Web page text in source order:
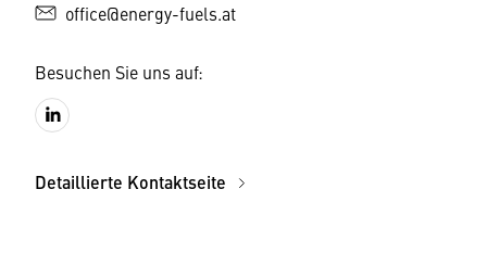
office@energy-fuels.at
Besuchen Sie uns auf:
Detaillierte Kontaktseite